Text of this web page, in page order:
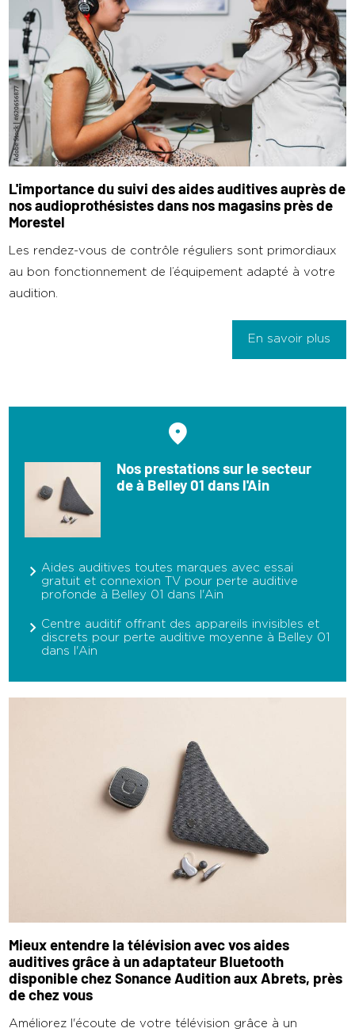
L'importance du suivi des aides auditives auprès de
nos audioprothésistes dans nos magasins près de
Morestel
Les rendez-vous de contrôle réguliers sont primordiaux
au bon fonctionnement de l’équipement adapté à votre
audition.
En savoir plus
Nos prestations sur le secteur
de à Belley 01 dans l'Ain
Aides auditives toutes marques avec essai
gratuit et connexion TV pour perte auditive
profonde à Belley 01 dans l'Ain
Centre auditif offrant des appareils invisibles et
discrets pour perte auditive moyenne à Belley 01
dans l'Ain
Mieux entendre la télévision avec vos aides
auditives grâce à un adaptateur Bluetooth
disponible chez Sonance Audition aux Abrets, près
de chez vous
Améliorez l'écoute de votre télévision grâce à un